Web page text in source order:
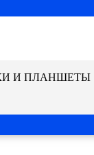
И ПЛАНШЕТЫ